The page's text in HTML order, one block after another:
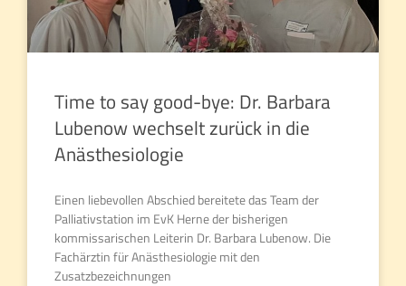
Time to say good-bye: Dr. Barbara
Lubenow wechselt zurück in die
Anästhesiologie
Einen liebevollen Abschied bereitete das Team der
Palliativstation im EvK Herne der bisherigen
kommissarischen Leiterin Dr. Barbara Lubenow. Die
Fachärztin für Anästhesiologie mit den
Zusatzbezeichnungen